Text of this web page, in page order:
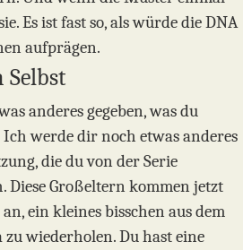
Es ist fast so, als würde die DNA
aufprägen.
Selbst
anderes gegeben, was du
Ich werde dir noch etwas anderes
die du von der Serie
Diese Großeltern kommen jetzt
ein kleines bisschen aus dem
wiederholen. Du hast eine